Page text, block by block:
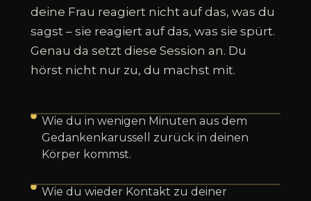
deine Frau reagiert nicht auf das, was du
sagst – sie reagiert auf das, was sie spürt.
Genau da setzt diese Session an. Du
hörst nicht nur zu, du machst mit.
Wie du in wenigen Minuten aus dem
Gedankenkarussell zurück in deinen
Körper kommst.
Wie du wieder Kontakt zu deiner